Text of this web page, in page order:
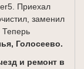
Приехал
заменил
Теперь
Голосеево.
и ремонт в